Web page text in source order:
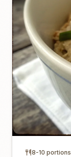
8-10 portions